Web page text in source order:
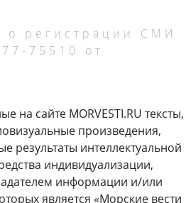
о регистрации СМИ
75510 от
на сайте MORVESTI.RU тексты,
произведения,
результаты интеллектуальной
индивидуализации,
информации и/или
является «Морские вести